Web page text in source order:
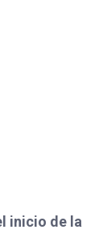
inicio de la